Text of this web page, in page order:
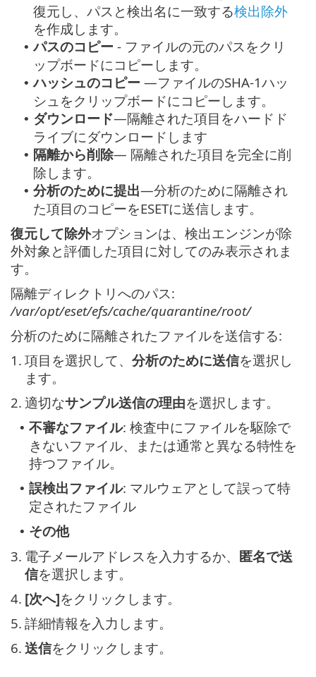
復元し、パスと検出名に一致する検出除外
を作成します。
• パスのコピー - ファイルの元のパスをクリ
ップボードにコピーします。
• ハッシュのコピー —ファイルのSHA-1ハッ
シュをクリップボードにコピーします。
• ダウンロード—隔離された項目をハードド
ライブにダウンロードします
• 隔離から削除— 隔離された項目を完全に削
除します。
• 分析のために提出—分析のために隔離され
た項目のコピーをESETに送信します。
復元して除外オプションは、検出エンジンが除
外対象と評価した項目に対してのみ表示されま
す。
隔離ディレクトリへのパス:
/var/opt/eset/efs/cache/quarantine/root/
分析のために隔離されたファイルを送信する:
1. 項目を選択して、 分析のために送信を選択し
ます。
2. 適切なサンプル送信の理由を選択します。
• 不審なファイル: 検査中にファイルを駆除で
きないファイル、または通常と異なる特性を
持つファイル。
• 誤検出ファイル: マルウェアとして誤って特
定されたファイル
• その他
3. 電子メールアドレスを入力するか、 匿名で送
信を選択します。
4. [次へ]をクリックします。
5. 詳細情報を入力します。
6. 送信をクリックします。